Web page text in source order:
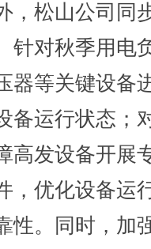
松山公司同
针对秋季用电
器等关键设备
备运行状态；
高发设备开展
，优化设备运
性。同时，加